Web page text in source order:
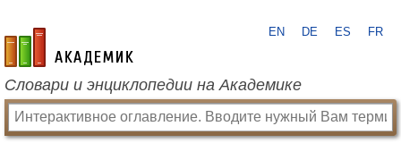
academic.ru
EN DE ES FR
Словари и энциклопедии на Академике